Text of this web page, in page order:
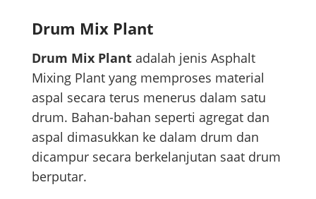
Drum Mix Plant
Drum Mix Plantadalah jenis Asphalt
Mixing Plant yang memproses material
aspal secara terus menerus dalam satu
drum. Bahan-bahan seperti agregat dan
aspal dimasukkan ke dalam drum dan
dicampur secara berkelanjutan saat drum
berputar.